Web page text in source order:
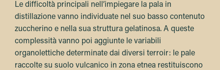
Le difficoltà principali nell’impiegare la pala in
distillazione vanno individuate nel suo basso contenuto
zuccherino e nella sua struttura gelatinosa. A queste
complessità vanno poi aggiunte le variabili
organolettiche determinate dai diversi terroir: le pale
raccolte su suolo vulcanico in zona etnea restituiscono